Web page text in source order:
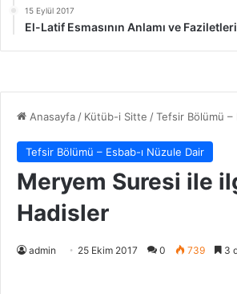
15 Eylül 2017
El-Latif Esmasının Anlamı ve Faziletleri